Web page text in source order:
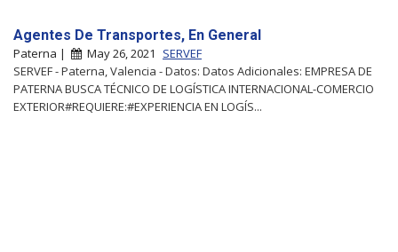
Agentes De Transportes, En General
Paterna | May 26, 2021
SERVEF
SERVEF - Paterna, Valencia - Datos: Datos Adicionales: EMPRESA DE
PATERNA BUSCA TÉCNICO DE LOGÍSTICA INTERNACIONAL-COMERCIO
EXTERIOR#REQUIERE:#EXPERIENCIA EN LOGÍS...